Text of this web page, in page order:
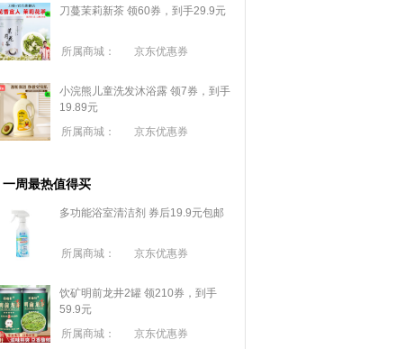
刀蔓茉莉新茶 领60券，到手29.9元
所属商城： 京东优惠券
小浣熊儿童洗发沐浴露 领7券，到手
19.89元
所属商城：
京东优惠券
一周最热值得买
多功能浴室清洁剂 券后19.9元包邮
所属商城： 京东优惠券
饮矿明前龙井2罐 领210券，到手
59.9元
所属商城：
京东优惠券